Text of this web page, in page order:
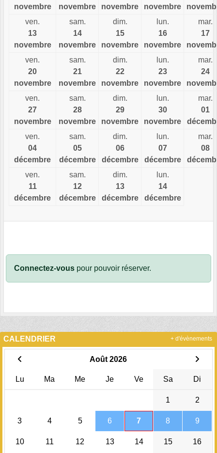
novembre
novembre
novembre
novembre
ven.
13
novembre
sam.
14
novembre
dim.
15
novembre
lun.
16
novembre
mar.
17
ven.
20
novembre
sam.
21
novembre
dim.
22
novembre
lun.
23
novembre
mar.
24
ven.
27
novembre
sam.
28
novembre
dim.
29
novembre
lun.
30
novembre
mar.
01
ven.
04
décembre
sam.
05
décembre
dim.
06
décembre
lun.
07
décembre
mar.
08
ven.
11
décembre
sam.
12
décembre
dim.
13
décembre
lun.
14
décembre
Connectez-vous pour pouvoir réserver.
CALENDRIER
Août 2026
Lu Ma Me Je Ve Sa Di
1 2
3 4 5 6 7 8 9
10 11 12 13 14 15 16
+ d'évènements